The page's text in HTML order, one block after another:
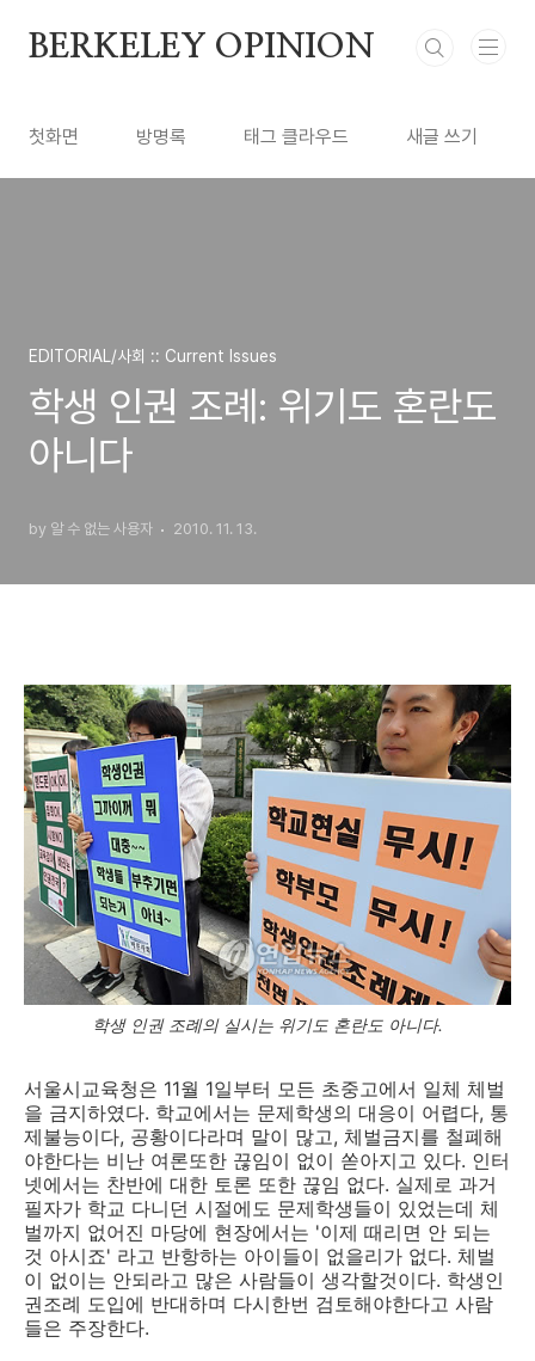
BERKELEY OPINION
첫화면 방명록 태그 클라우드 새글 쓰기
EDITORIAL/사회 :: Current Issues
학생 인권 조례: 위기도 혼란도
아니다
by 알 수 없는 사용자 2010. 11. 13.
학생 인권 조례의 실시는 위기도 혼란도 아니다.
서울시교육청은 11월 1일부터 모든 초중고에서 일체 체벌
을 금지하였다. 학교에서는 문제학생의 대응이 어렵다, 통
제불능이다, 공황이다라며 말이 많고, 체벌금지를 철폐해
야한다는 비난 여론또한 끊임이 없이 쏟아지고 있다. 인터
넷에서는 찬반에 대한 토론 또한 끊임 없다. 실제로 과거
필자가 학교 다니던 시절에도 문제학생들이 있었는데 체
벌까지 없어진 마당에 현장에서는 '이제 때리면 안 되는
것 아시죠' 라고 반항하는 아이들이 없을리가 없다. 체벌
이 없이는 안되라고 많은 사람들이 생각할것이다. 학생인
권조례 도입에 반대하며 다시한번 검토해야한다고 사람
들은 주장한다.